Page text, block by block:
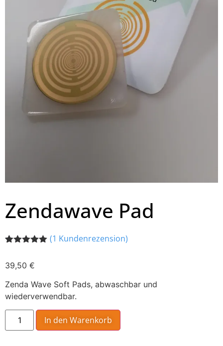
Zendawave Pad
basierend
Kundenbewertung
(1 Kundenrezension)
39,50 €
Zenda Wave Soft Pads, abwaschbar und
wiederverwendbar.
In den Warenkorb